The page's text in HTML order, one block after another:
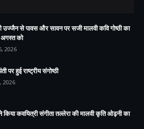
उज्जैन से पावस और सावन पर सजी मालवी कवि गोष्ठी का
को
2026
पर हुई राष्ट्रीय संगोष्ठी
2026
किया कवयित्री संगीता तल्लेरा की मालवी कृति ओढ़नी का